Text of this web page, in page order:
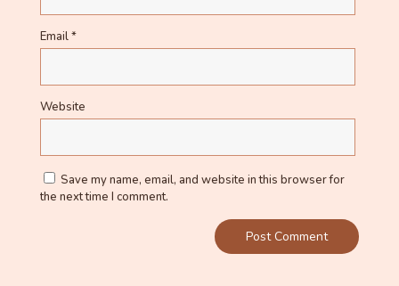
Email*
Website
Save my name, email, and website in this browser for
the next time I comment.